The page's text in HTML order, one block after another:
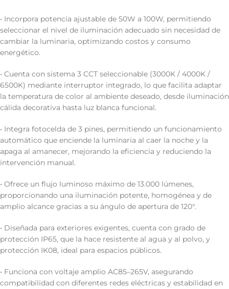
• Incorpora potencia ajustable de 50W a 100W, permitiendo
seleccionar el nivel de iluminación adecuado sin necesidad de
cambiar la luminaria, optimizando costos y consumo
energético.
• Cuenta con sistema 3 CCT seleccionable (3000K / 4000K /
6500K) mediante interruptor integrado, lo que facilita adaptar
la temperatura de color al ambiente deseado, desde iluminación
cálida decorativa hasta luz blanca funcional.
• Integra fotocelda de 3 pines, permitiendo un funcionamiento
automático que enciende la luminaria al caer la noche y la
apaga al amanecer, mejorando la eficiencia y reduciendo la
intervención manual.
• Ofrece un flujo luminoso máximo de 13.000 lúmenes,
proporcionando una iluminación potente, homogénea y de
amplio alcance gracias a su ángulo de apertura de 120°.
• Diseñada para exteriores exigentes, cuenta con grado de
protección IP65, que la hace resistente al agua y al polvo, y
protección IK08, ideal para espacios públicos.
• Funciona con voltaje amplio AC85–265V, asegurando
compatibilidad con diferentes redes eléctricas y estabilidad en